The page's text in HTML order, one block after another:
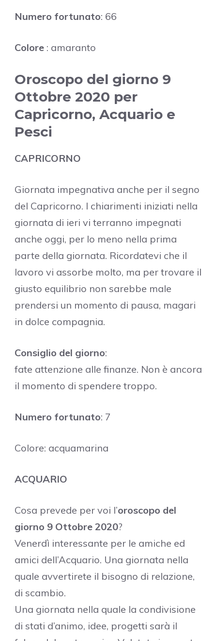
Numero fortunato: 66
Colore : amaranto
Oroscopo del giorno 9
Ottobre 2020 per
Capricorno, Acquario e
Pesci
CAPRICORNO
Giornata impegnativa anche per il segno
del Capricorno. I chiarimenti iniziati nella
giornata di ieri vi terranno impegnati
anche oggi, per lo meno nella prima
parte della giornata. Ricordatevi che il
lavoro vi assorbe molto, ma per trovare il
giusto equilibrio non sarebbe male
prendersi un momento di pausa, magari
in dolce compagnia.
Consiglio del giorno:
fate attenzione alle finanze. Non è ancora
il momento di spendere troppo.
Numero fortunato: 7
Colore: acquamarina
ACQUARIO
Cosa prevede per voi l’oroscopo del
giorno 9 Ottobre 2020?
Venerdì interessante per le amiche ed
amici dell’Acquario. Una giornata nella
quale avvertirete il bisogno di relazione,
di scambio.
Una giornata nella quale la condivisione
di stati d’animo, idee, progetti sarà il